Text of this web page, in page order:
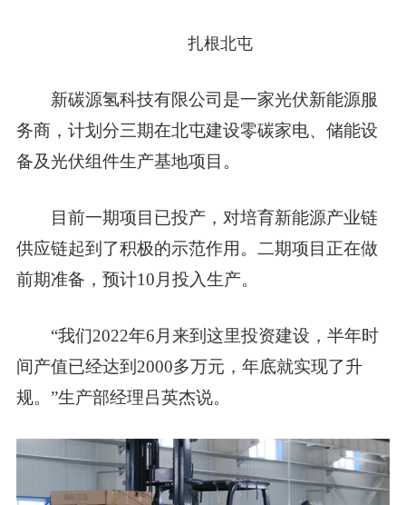
扎根北屯
新碳源氢科技有限公司是一家光伏新能源服
务商，计划分三期在北屯建设零碳家电、储能设
备及光伏组件生产基地项目。
目前一期项目已投产， 对培育新能源产业链
供应链起到了积极的示范作用。 二期项目正在做
前期准备，预计10月投入生产。
“我们2022年6月来到这里投资建设，半年时
间产值已经达到2000多万元，年底就实现了升
规。”生产部经理吕英杰说。